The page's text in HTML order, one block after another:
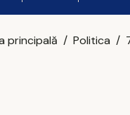
principală Politica